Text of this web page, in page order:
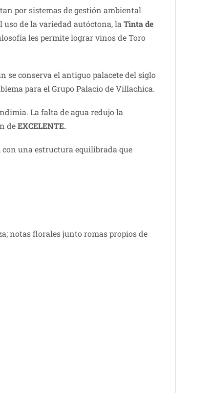
por sistemas de gestión ambiental
de la variedad autóctona, laTinta de
les permite lograr vinos de Toro
se conserva el antiguo palacete del siglo
para el Grupo Palacio de Villachica.
La falta de agua redujo la
deEXCELENTE.
una estructura equilibrada que
notas florales junto romas propios de